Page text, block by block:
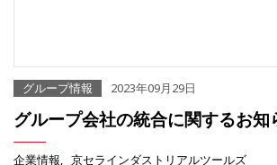
グループ情報 2023年09月29日
グループ会社の統合に関するお知
企業情報 京セラインダストリアルツールズ